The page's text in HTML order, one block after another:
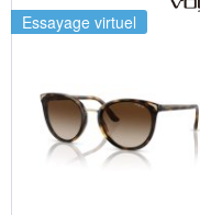
Essayage virtuel